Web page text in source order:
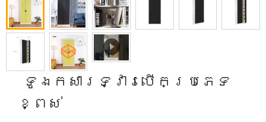
​ ទូឯកសារទ្វារបើកប្រភេទ
ខ្ពស់